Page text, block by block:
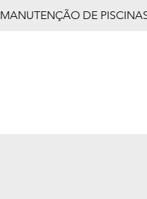
MANUTENÇÃO DE